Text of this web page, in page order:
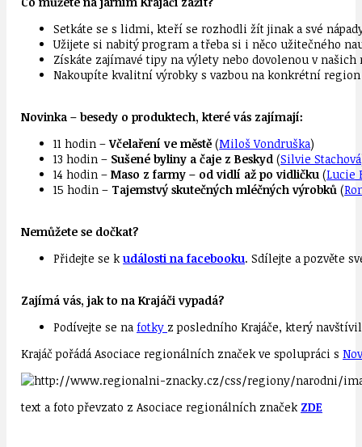
Setkáte se s lidmi, kteří se rozhodli žít jinak a své
Užijete si nabitý program a třeba si i něco užitečného
Získáte zajímavé tipy na výlety nebo dovolenou v našich
Nakoupíte kvalitní výrobky s vazbou na konkrétní region
Novinka – besedy o produktech, které vás zajímají:
11 hodin –Včelaření ve městě (Miloš Vondruška)
13 hodin – Sušené byliny a čaje z Beskyd (Silvie Stachová
14 hodin – Maso z farmy – od vidlí až po vidličku (Lucie
15 hodin – Tajemstvý skutečných mléčných výrobků (
Nemůžete se dočkat?
Přidejte se k události na facebooku. Sdílejte a pozvěte
Zajímá vás, jak to na Krajáči vypadá?
Podívejte se na fotky z posledního Krajáče, který
Krajáč pořádá Asociace regionálních značek ve spolupráci s
text a foto převzato z Asociace regionálních značek ZDE